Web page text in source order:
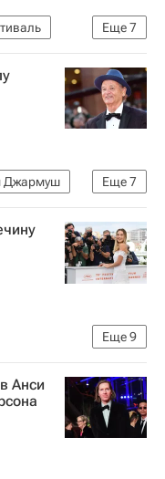
Еще7
Мюррей
Еще7
Джармуш
Киану Ривз
Еще9
Chanel
Анси